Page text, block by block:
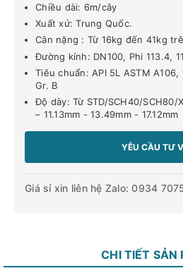
Chiều dài: 6m/cây
Xuất xứ: Trung Quốc.
Cân nặng : Từ 16kg đến 41kg
Đường kính: DN100, Phi 113.4,
Tiêu chuẩn: API 5L ASTM
Gr. B
Độ dày: Từ STD/SCH40/SCH80/
– 11.13mm - 13.49mm - 17.12mm
YÊU CẦU TƯ
Giá sỉ xin liên hệ Zalo: 0934
CHI TIẾT SẢN